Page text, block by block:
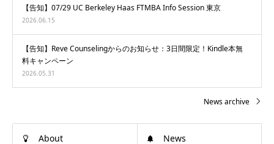
【告知】07/29 UC Berkeley Haas FTMBA Info Session 東京
2026.06.15
【告知】Reve Counselingからのお知らせ：3日間限定！Kindle本無
料キャンペーン
2026.05.31
News archive
About News